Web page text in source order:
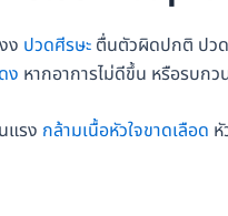
ง ปวดศีรษะ ตื่นตัวผิดปกติ ปว
ง หากอาการไม่ดีขึ้น หรือรบก
แรง กล้ามเนื้อหัวใจขาดเลือด หั